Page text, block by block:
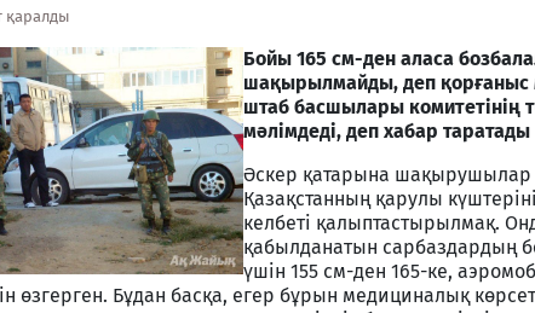
қаралды
Бойы 165 см-ден аласа
шақырылмайды, деп қорғаныс
штаб басшылары комитетінің
мәлімдеді, деп хабар таратады
Әскер қатарына шақырушылар
Қазақстанның қарулы
келбеті қалыптастырылмақ.
қабылданатын сарбаздардың
үшін 155 см-ден 165-ке,
өзгерген. Бұдан басқа, егер бұрын медициналық